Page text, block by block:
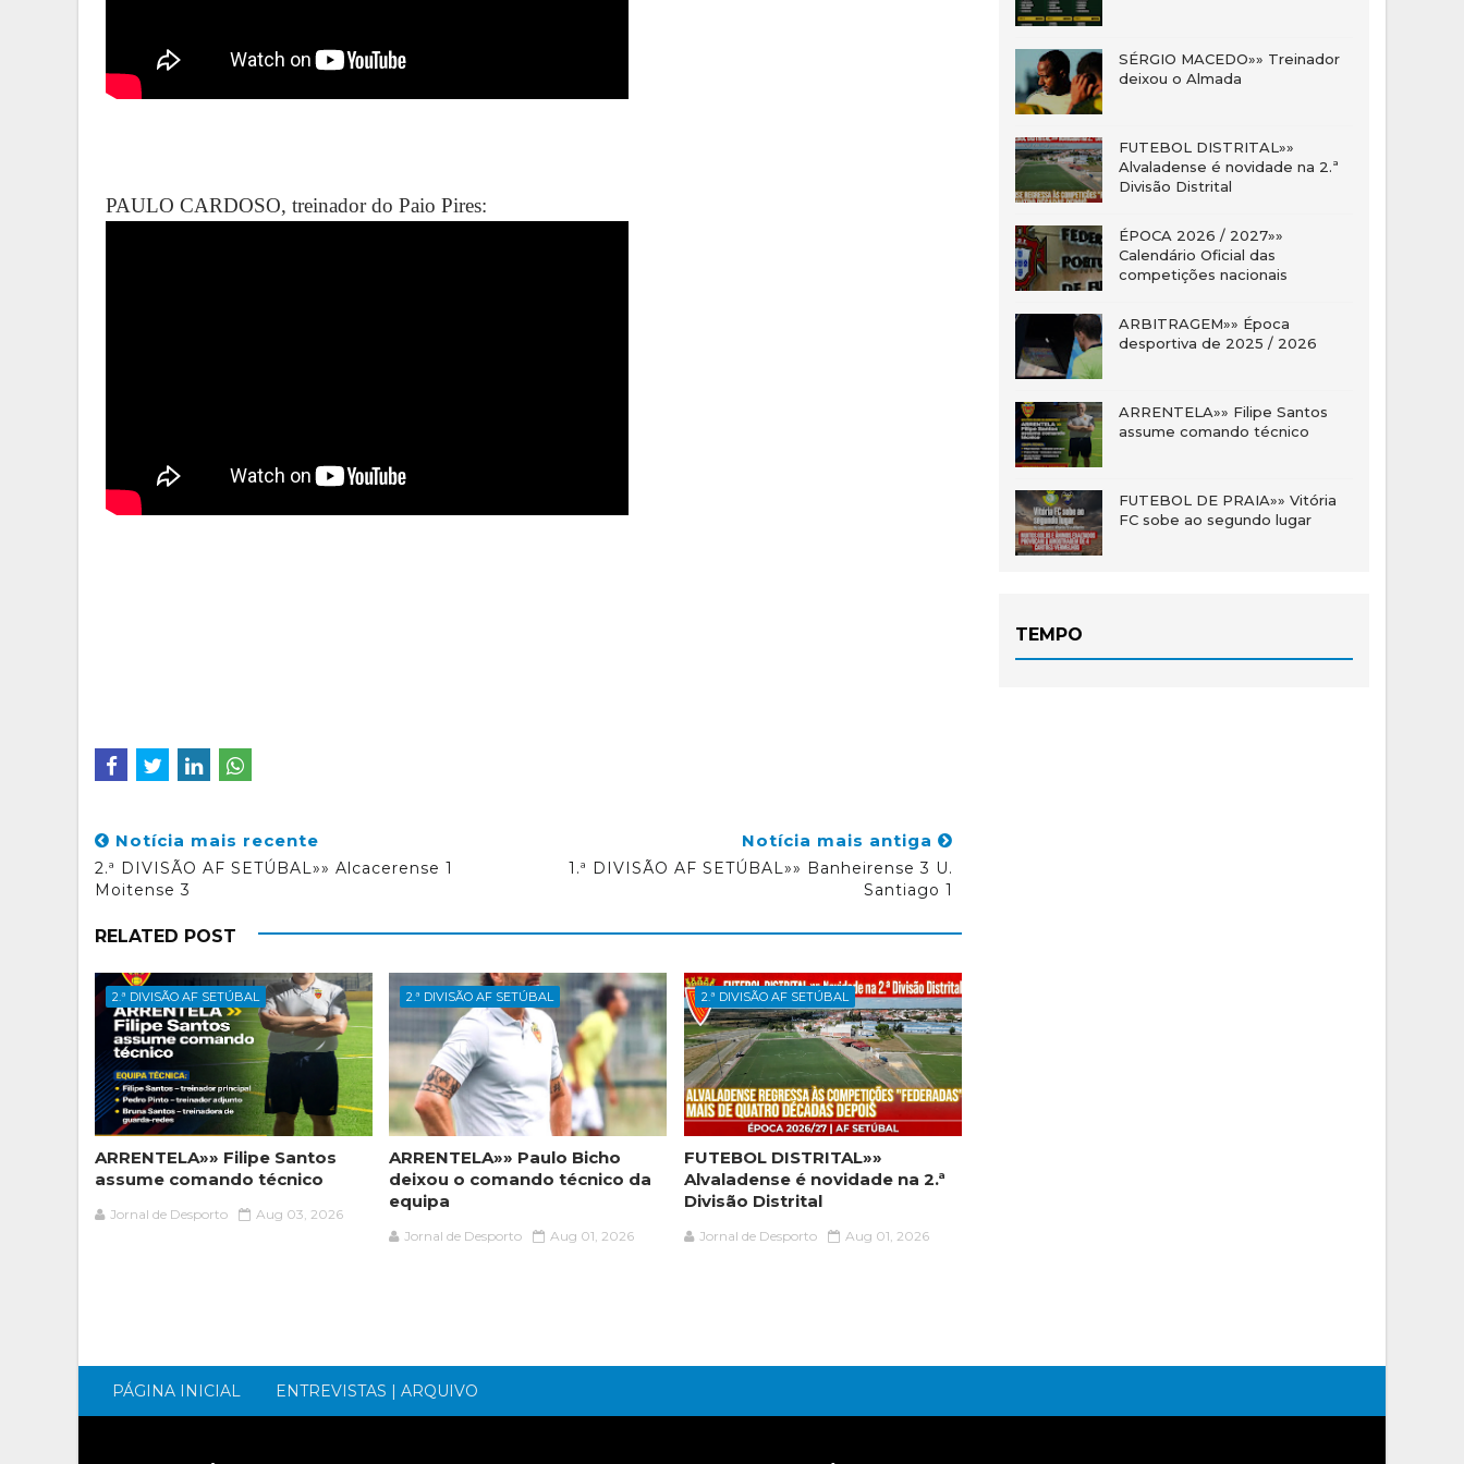
PAULO CARDOSO, treinador do Paio Pires:
Notícia mais recente
2.ª DIVISÃO AF SETÚBAL»» Alcacerense 1
Moitense 3
Notícia mais antiga
1.ª DIVISÃO AF SETÚBAL»» Banheirense 3 U.
Santiago 1
RELATED POST
2.ª DIVISÃO AF SETÚBAL
ARRENTELA»» Filipe Santos
assume comando técnico
Jornal de Desporto Aug 03, 2026
2.ª DIVISÃO AF SETÚBAL
ARRENTELA»» Paulo Bicho
deixou o comando técnico da
equipa
Jornal de Desporto Aug 01, 2026
2.ª DIVISÃO AF SETÚBAL
FUTEBOL DISTRITAL»»
Alvaladense é novidade na 2.ª
Divisão Distrital
Jornal de Desporto Aug 01, 2026
SÉRGIO MACEDO»» Treinador
deixou o Almada
FUTEBOL DISTRITAL»»
Alvaladense é novidade na 2.ª
Divisão Distrital
ÉPOCA 2026 / 2027»»
Calendário Oficial das
competições nacionais
ARBITRAGEM»» Época
desportiva de 2025 / 2026
ARRENTELA»» Filipe Santos
assume comando técnico
FUTEBOL DE PRAIA»» Vitória
FC sobe ao segundo lugar
TEMPO
PÁGINA INICIAL ENTREVISTAS | ARQUIVO